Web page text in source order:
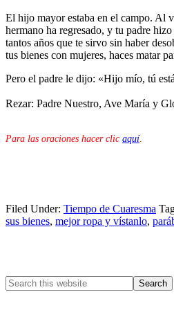
El hijo mayor estaba en el campo. Al
hermano ha regresado, y tu padre
tantos años que te sirvo sin haber
tus bienes con mujeres, haces matar
Pero el padre le dijo: «Hijo mío, tú
Rezar: Padre Nuestro, Ave María y
Para las oraciones hacer clic aquí.
Filed Under: Tiempo de Cuaresma
sus bienes, mejor ropa y vístanlo,
Search
this